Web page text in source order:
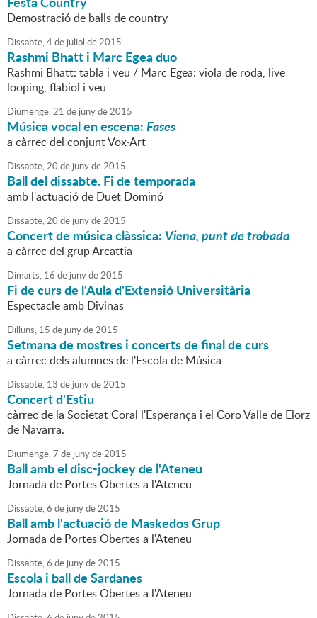
Demostració de balls de country
Dissabte,4de juliol de2015
Rashmi Bhatt i Marc Egea duo
Rashmi Bhatt: tabla i veu / Marc Egea: viola de roda, live
looping, flabiol i veu
Diumenge,21 de junyde2015
Música vocal en escena:Fases
a càrrec del conjunt Vox·Art
Dissabte,20 de junyde2015
Ball del dissabte. Fi de temporada
amb l'actuació de Duet Dominó
Dissabte,20 de junyde2015
Concert de música clàssica: Viena, punt de trobada
a càrrec del grup Arcattia
Dimarts, 16 de junyde2015
Fi de curs de l'Aula d'Extensió Universitària
Espectacle amb Divinas
Dilluns, 15 de junyde2015
Setmana de mostres i concerts de final de curs
a càrrec dels alumnes de l'Escola de Música
Dissabte, 13 de junyde2015
Concert d'Estiu
càrrec de la Societat Coral l'Esperança i el Coro Valle de Elorz
de Navarra.
Diumenge,7 de junyde2015
Ball amb el disc-jockey de l'Ateneu
Jornada de Portes Obertes a l'Ateneu
Dissabte,6 de junyde2015
Ball amb l'actuació de Maskedos Grup
Jornada de Portes Obertes a l'Ateneu
Dissabte,6 de junyde2015
Escola i ball de Sardanes
Jornada de Portes Obertes a l'Ateneu